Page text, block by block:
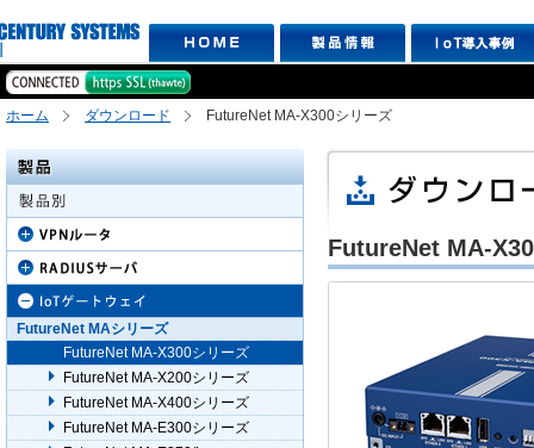
ホーム ダウンロード FutureNet MA-X300シリーズ
FutureNet MA-
FutureNet MAシリーズ
FutureNet MA-X300シリーズ
FutureNet MA-X200シリーズ
FutureNet MA-X400シリーズ
FutureNet MA-E300シリーズ